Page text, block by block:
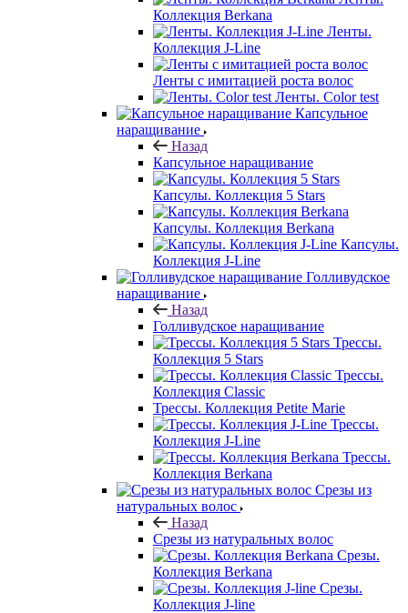
Коллекция Berkana
Ленты.
Коллекция J-Line
Ленты с имитацией роста волос
Ленты. Color test
Капсульное
наращивание
Назад
Капсульное наращивание
Капсулы. Коллекция 5 Stars
Капсулы. Коллекция Berkana
Капсулы.
Коллекция J-Line
Голливудское
наращивание
Назад
Голливудское наращивание
Трессы.
Коллекция 5 Stars
Трессы.
Коллекция Classic
Трессы. Коллекция Petite Marie
Трессы.
Коллекция J-Line
Трессы.
Коллекция Berkana
Срезы из
натуральных волос
Назад
Срезы из натуральных волос
Срезы.
Коллекция Berkana
Срезы.
Коллекция J-line